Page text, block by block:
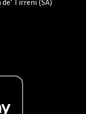
Tirreni (SA)